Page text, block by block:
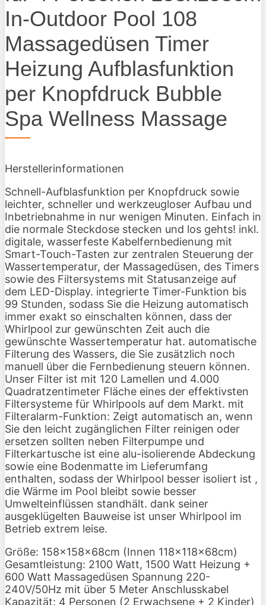
In-Outdoor Pool 108
Massagedüsen Timer
Heizung Aufblasfunktion
per Knopfdruck Bubble
Spa Wellness Massage
Herstellerinformationen
Schnell-Aufblasfunktion per Knopfdruck sowie
leichter, schneller und werkzeugloser Aufbau und
Inbetriebnahme in nur wenigen Minuten. Einfach in
die normale Steckdose stecken und los gehts! inkl.
digitale, wasserfeste Kabelfernbedienung mit
Smart-Touch-Tasten zur zentralen Steuerung der
Wassertemperatur, der Massagedüsen, des Timers
sowie des Filtersystems mit Statusanzeige auf
dem LED-Display. integrierte Timer-Funktion bis
99 Stunden, sodass Sie die Heizung automatisch
immer exakt so einschalten können, dass der
Whirlpool zur gewünschten Zeit auch die
gewünschte Wassertemperatur hat. automatische
Filterung des Wassers, die Sie zusätzlich noch
manuell über die Fernbedienung steuern können.
Unser Filter ist mit 120 Lamellen und 4.000
Quadratzentimeter Fläche eines der effektivsten
Filtersysteme für Whirlpools auf dem Markt. mit
Filteralarm-Funktion: Zeigt automatisch an, wenn
Sie den leicht zugänglichen Filter reinigen oder
ersetzen sollten neben Filterpumpe und
Filterkartusche ist eine alu-isolierende Abdeckung
sowie eine Bodenmatte im Lieferumfang
enthalten, sodass der Whirlpool besser isoliert ist ,
die Wärme im Pool bleibt sowie besser
Umwelteinflüssen standhält. dank seiner
ausgeklügelten Bauweise ist unser Whirlpool im
Betrieb extrem leise.
Größe: 158x158x68cm (Innen 118x118x68cm)
Gesamtleistung: 2100 Watt, 1500 Watt Heizung +
600 Watt Massagedüsen Spannung 220-
240V/50Hz mit über 5 Meter Anschlusskabel
Kapazität: 4 Personen (2 Erwachsene + 2 Kinder)